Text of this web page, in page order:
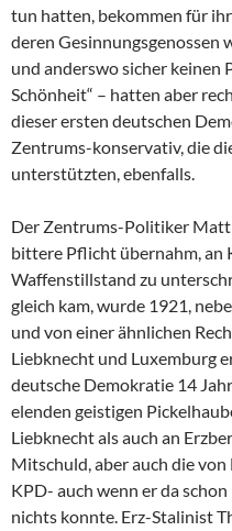
tun hatten, bekommen für
deren Gesinnungsgenossen
und anderswo sicher keinen
Schönheit“ – hatten aber
dieser ersten deutschen
Zentrums-konservativ, die
unterstützten, ebenfalls.
Der Zentrums-Politiker
bittere Pflicht übernahm, an
Waffenstillstand zu
gleich kam, wurde 1921,
und von einer ähnlichen
Liebknecht und Luxemburg
deutsche Demokratie 14
elenden geistigen
Liebknecht als auch an
Mitschuld, aber auch die
KPD- auch wenn er da
nichts konnte. Erz-Stalinist